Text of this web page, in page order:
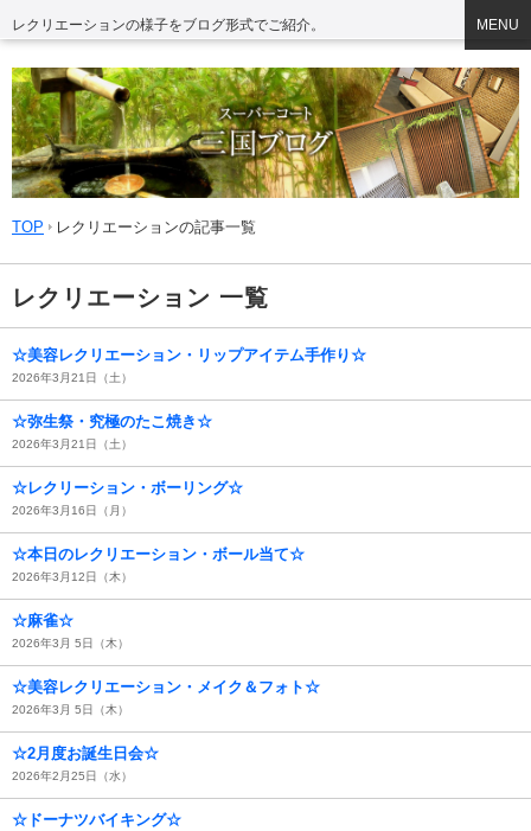
レクリエーションの様子をブログ形式でご紹介。 MENU
TOP レクリエーションの記事一覧
レクリエーション 一覧
☆美容レクリエーション・リップアイテム手作り☆
2026年3月21日（土）
☆弥生祭・究極のたこ焼き☆
2026年3月21日（土）
☆レクリーション・ボーリング☆
2026年3月16日（月）
☆本日のレクリエーション・ボール当て☆
2026年3月12日（木）
☆麻雀☆
2026年3月 5日（木）
☆美容レクリエーション・メイク＆フォト☆
2026年3月 5日（木）
☆2月度お誕生日会☆
2026年2月25日（水）
☆ドーナツバイキング☆